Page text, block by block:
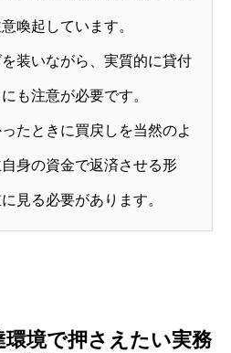
喚起しています。
装いながら、実質的に貸付
も注意が必要です。
たときに買戻しを当然のよ
身の資金で返済させる形
見る必要があります。
環境で押さえたい実務